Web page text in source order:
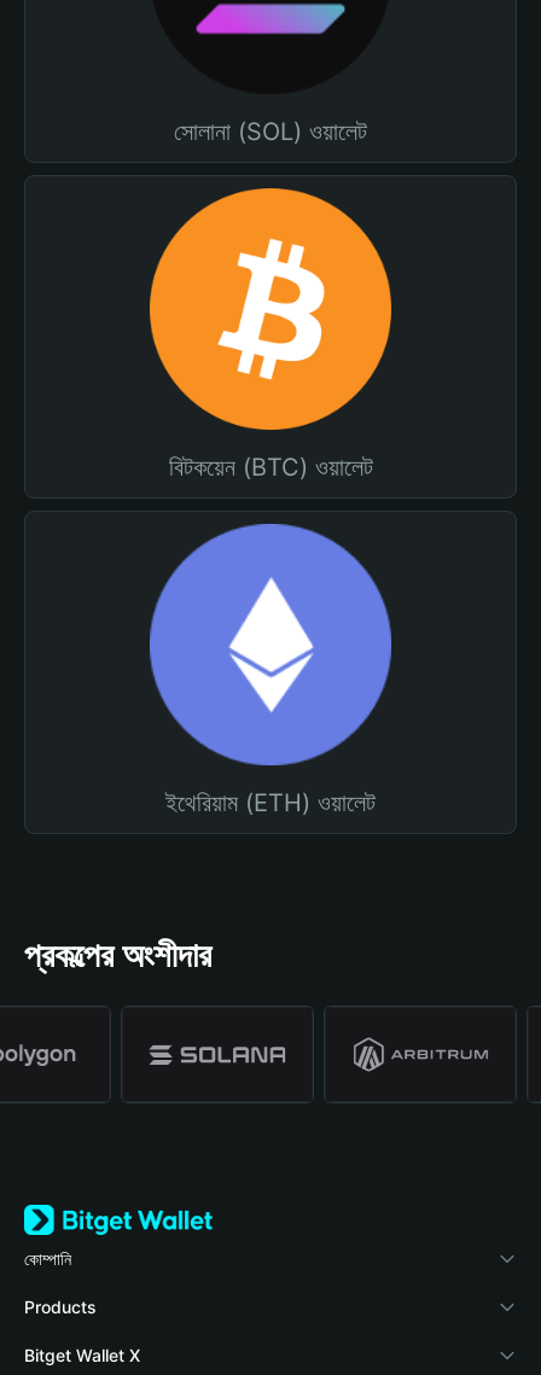
সোলানা (SOL) ওয়ালেট
বিটকয়েন (BTC) ওয়ালেট
ইথেরিয়াম (ETH) ওয়ালেট
প্রকল্পের অংশীদার
কোম্পানি
Bitget Wallet সম্পর্কে
ব্লগ
Products
Crypto Card
Bitget Wallet X